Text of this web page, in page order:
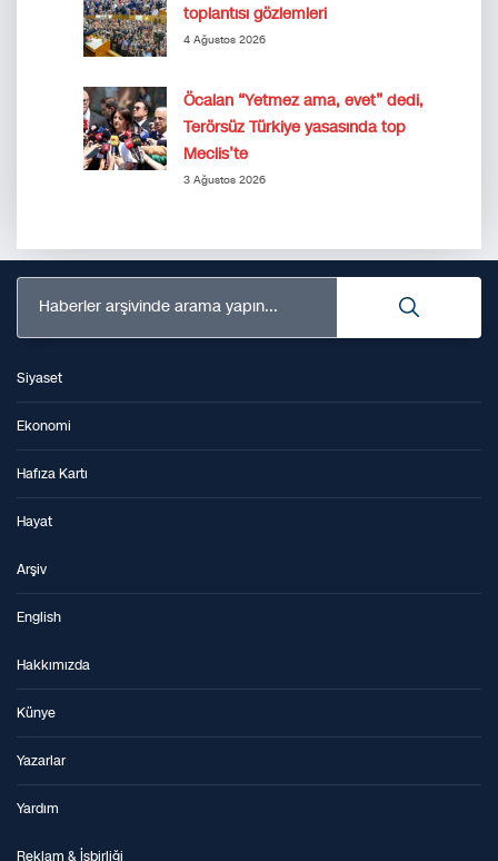
toplantısı gözlemleri
4 Ağustos 2026
Öcalan “Yetmez ama, evet” dedi,
Terörsüz Türkiye yasasında top
Meclis’te
3 Ağustos 2026
Haberler arşivinde arama yapın...
Siyaset
Ekonomi
Hafıza Kartı
Hayat
Arşiv
English
Hakkımızda
Künye
Yazarlar
Yardım
Reklam & İşbirliği